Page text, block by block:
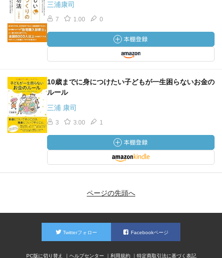
三浦康司
7 1.00 0
10歳までに身につけたい子どもが一生困らないお金の
ルール
三浦 康司
3 3.00 1
ページの先頭へ
Twitterフォロー Facebookページ
PC版に切り替え ヘルプセンター 利用規約 特定商取引法に基づく表記